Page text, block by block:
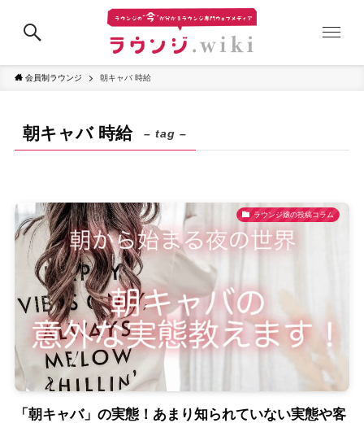
会員制ラウンジ 朝キャバ 時給
朝キャバ 時給 – tag –
ラウンジ嬢の投稿コラム
「朝キャバ」の実態！あまり知られていない実態や客